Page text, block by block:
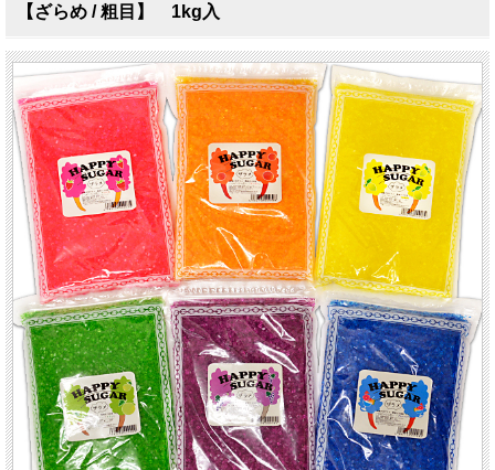
【ざらめ / 粗目】 1kg入